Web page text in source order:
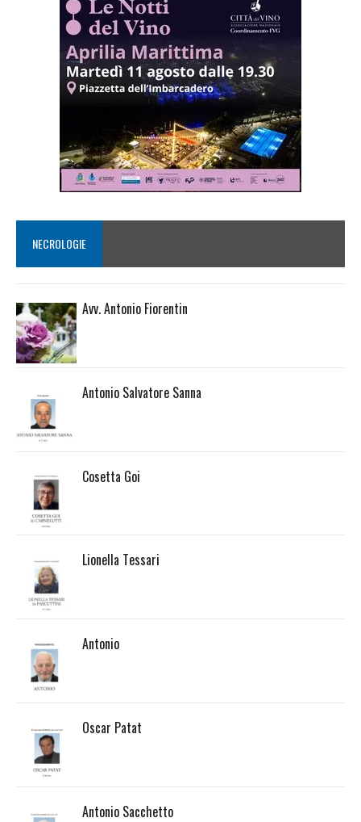
NECROLOGIE
Avv. Antonio Fiorentin
Antonio Salvatore Sanna
Cosetta Goi
Lionella Tessari
Antonio
Oscar Patat
Antonio Sacchetto